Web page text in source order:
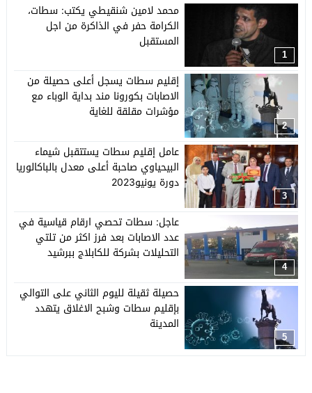
1
محمد لامين شنقيطي يكتب: سطات،
الكرامة حفر في الذاكرة من اجل
المستقبل
2
إقليم سطات يسجل أعلى حصيلة من
الاصابات بكورونا مند بداية الوباء مع
مؤشرات مقلقة للغاية
3
عامل إقليم سطات يستتقبل شيماء
البيحياوي صاحبة أعلى معدل بالباكالوريا
دورة يونيو2023
4
عاجل: سطات تحصي ارقام قياسية في
عدد الاصابات بعد فرز اكثر من تلتي
التحليلات بشركة للكابلاج ببرشيد
5
حصيلة ثقيلة لليوم الثاني على التوالي
بإقليم سطات وشبح الاغلاق يتهدد
المدينة